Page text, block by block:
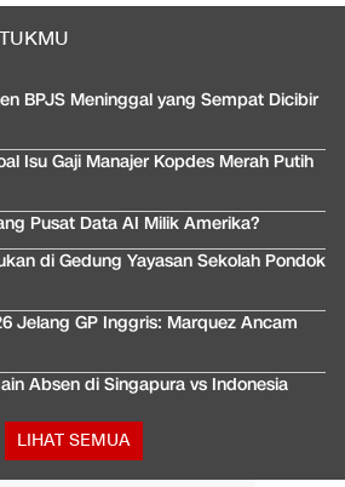
BPJS Meninggal yang Sempat Dicibir
Isu Gaji Manajer Kopdes Merah Putih
Pusat Data AI Milik Amerika?
di Gedung Yayasan Sekolah Pondok
Jelang GP Inggris: Marquez Ancam
Absen di Singapura vs Indonesia
LIHAT SEMUA